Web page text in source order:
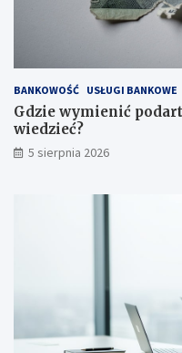
BANKOWOŚĆ USŁUGI BANKOWE
Gdzie wymienić
wiedzieć?
5 sierpnia 2026